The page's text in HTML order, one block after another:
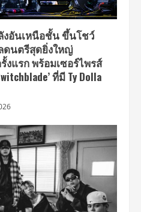
งอันเหนือชั้น ขึ้นโชว์
ดนตรีสุดยิ่งใหญ่
รั้งแรก พร้อมเซอร์ไพรส์
ที่มี Ty Dolla